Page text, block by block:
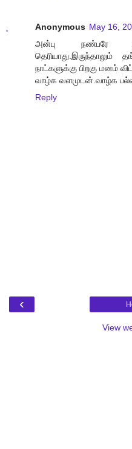
Anonymous May 16,
அன்பு நண்பரே
தெரியாது.இருந்தாலும்
நாட்களுக்கு பிறகு மனம்
வாழ்க வளமுடன்.வாழ்க
Reply
‹
View